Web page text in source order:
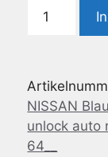
Code
Blaupunkt
BP5386
Nissan
MMR
NISSAN
unlock auto
64__